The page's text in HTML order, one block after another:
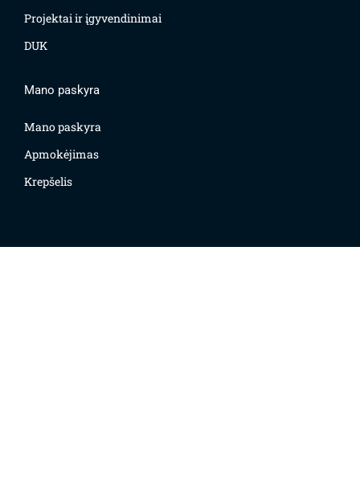
Projektai ir įgyvendinimai
DUK
Mano paskyra
Mano paskyra
Apmokėjimas
Krepšelis